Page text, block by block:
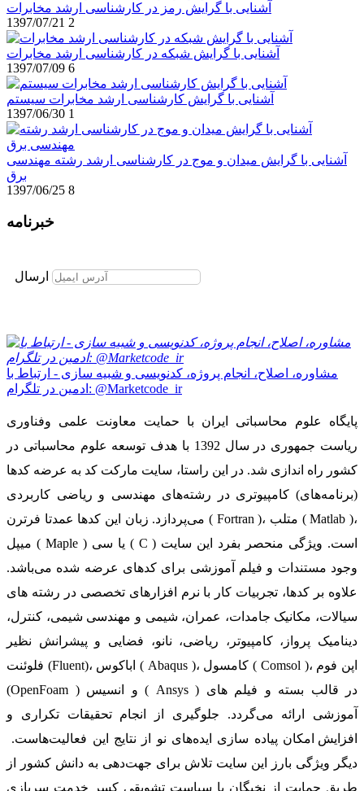
آشنایی با گرایش رمز در کارشناسی ارشد مخابرات
1397/07/21 2
آشنایی با گرایش شبکه در کارشناسی ارشد مخابرات
1397/07/09 6
آشنایی با گرایش کارشناسی ارشد مخابرات سیستم
1397/06/30 1
آشنایی با گرایش میدان و موج در کارشناسی ارشد رشته مهندسی
برق
1397/06/25 8
خبرنامه
ارسال
مشاوره، اصلاح، انجام پروژه، کدنویسی و شبیه سازی - ارتباط با
ادمین در تلگرام: @Marketcode_ir
پایگاه علوم محاسباتی ایران با حمایت معاونت علمی وفناوری
ریاست جمهوری در سال 1392 با هدف توسعه علوم محاسباتی در
کشور راه اندازی شد. در این راستا، سایت مارکت کد به عرضه کدها
(برنامه‌های) کامپیوتری در رشته‌های مهندسی و ریاضی کاربردی
می‌پردازد. زبان این کدها عمدتا فرترن ( Fortran )، متلب ( Matlab )،
میپل ( Maple ) یا سی ( C ) است. ویژگی منحصر بفرد این سایت
وجود مستندات و فیلم آموزشی برای کدهای عرضه شده می‌باشد.
علاوه بر کدها، تجربیات کار با نرم افزارهای تخصصی در رشته های
سیالات، مکانیک جامدات، عمران، شیمی و مهندسی شیمی، کنترل،
دینامیک پرواز، کامپیوتر، ریاضی، نانو، فضایی و پیشرانش نظیر
فلوئنت (Fluent)، اباکوس ( Abaqus )، کامسول ( Comsol )، اپن فوم
(OpenFoam ) و انسیس ( Ansys ) در قالب بسته‌ و فیلم های
آموزشی ارائه می‌گردد. جلوگیری از انجام تحقیقات تکراری و
افزایش امکان پیاده سازی ایده‌های نو از نتایج این فعالیت‌هاست.
دیگر ویژگی بارز این سایت تلاش برای جهت‌دهی به دانش کشور از
طریق حمایت از نخبگان با سیاست تشویقی کسر خدمت سربازی